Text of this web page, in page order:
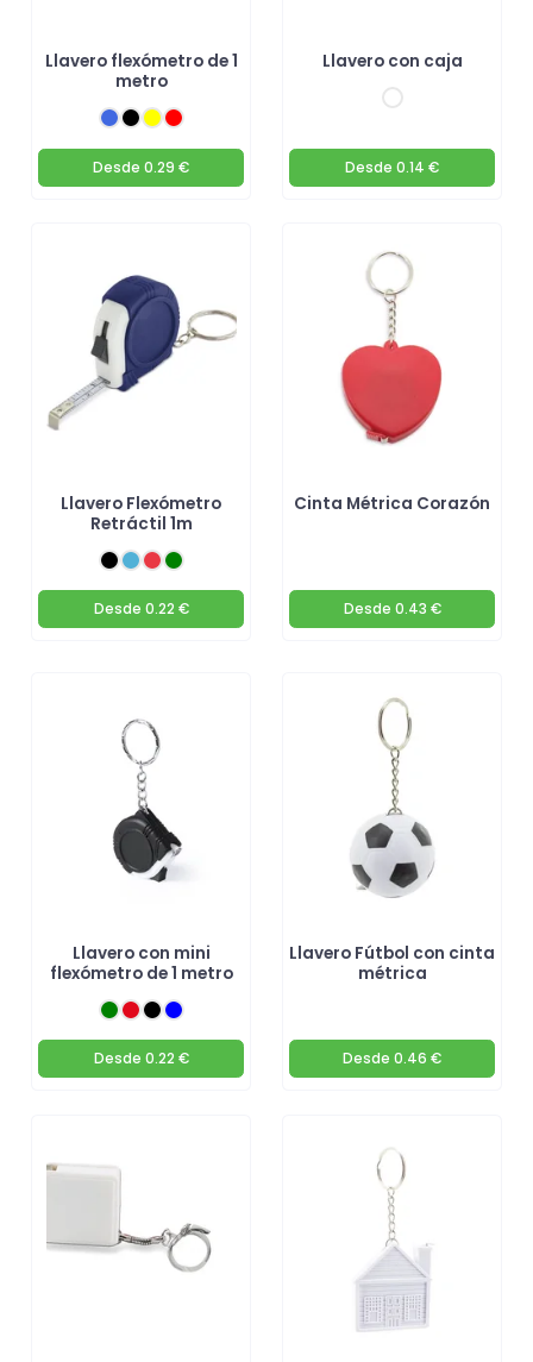
Llavero flexómetro de 1
metro
Desde 0.29 €
Llavero con caja
Desde 0.14 €
Llavero Flexómetro
Retráctil 1m
Desde 0.22 €
Cinta Métrica Corazón
Desde 0.43 €
Llavero con mini
flexómetro de 1 metro
Desde 0.22 €
Llavero Fútbol con cinta
métrica
Desde 0.46 €